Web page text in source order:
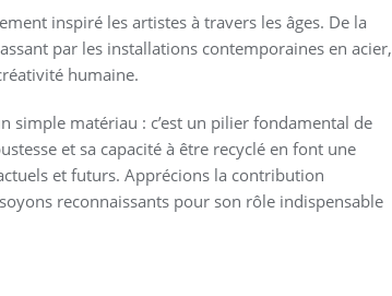
inspiré les artistes à travers les âges. De la
par les installations contemporaines en acier,
humaine.
simple matériau : c’est un pilier fondamental de
et sa capacité à être recyclé en font une
et futurs. Apprécions la contribution
reconnaissants pour son rôle indispensable